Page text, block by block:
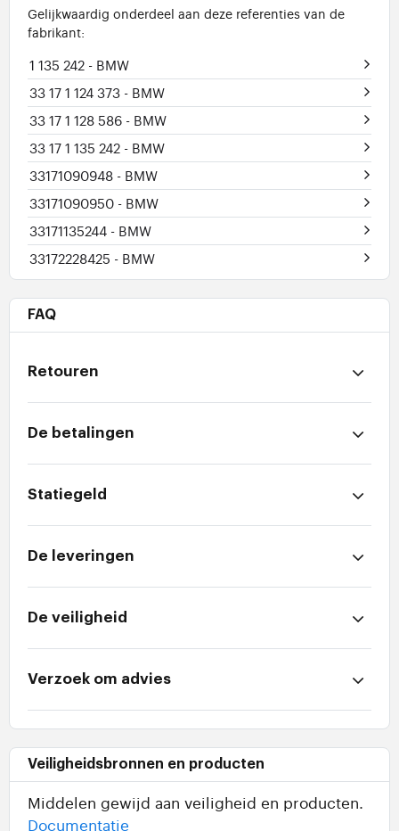
Gelijkwaardig onderdeel aan deze referenties van de
fabrikant:
1 135 242 - BMW
33 17 1 124 373 - BMW
33 17 1 128 586 - BMW
33 17 1 135 242 - BMW
33171090948 - BMW
33171090950 - BMW
33171135244 - BMW
33172228425 - BMW
FAQ
Retouren
De betalingen
Statiegeld
De leveringen
De veiligheid
Verzoek om advies
Veiligheidsbronnen en producten
Middelen gewijd aan veiligheid en producten.
Documentatie